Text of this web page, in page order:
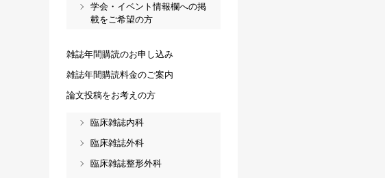
学会・イベント情報欄への掲
載をご希望の方
雑誌年間購読のお申し込み
雑誌年間購読料金のご案内
論文投稿をお考えの方
臨床雑誌内科
臨床雑誌外科
臨床雑誌整形外科